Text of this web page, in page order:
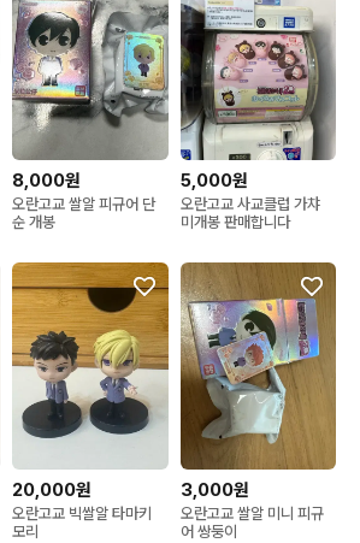
8,000원
오란고교 쌀알 피규어 단
순 개봉
5,000원
오란고교 사교클럽 가챠
미개봉 판매합니다
20,000원
오란고교 빅쌀알 타마키
모리
3,000원
오란고교 쌀알 미니 피규
어 쌍둥이